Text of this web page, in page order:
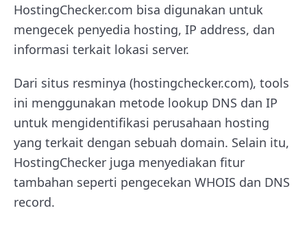
HostingChecker.com bisa digunakan untuk
mengecek penyedia hosting, IP address, dan
informasi terkait lokasi server.
Dari situs resminya (hostingchecker.com), tools
ini menggunakan metode lookup DNS dan IP
untuk mengidentifikasi perusahaan hosting
yang terkait dengan sebuah domain. Selain itu,
HostingChecker juga menyediakan fitur
tambahan seperti pengecekan WHOIS dan DNS
record.